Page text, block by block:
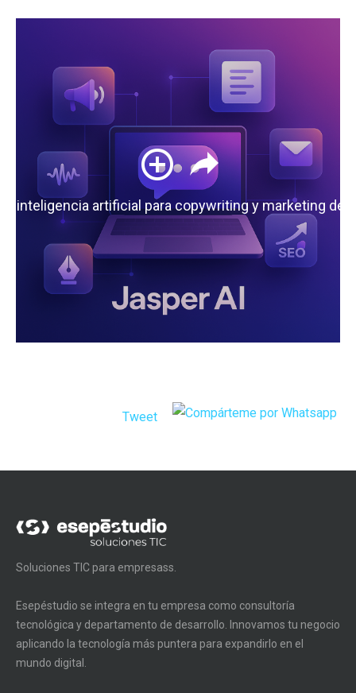
la inteligencia artificial para copywriting y marketing de
Tweet
Soluciones TIC para empresass.
Esepéstudio se integra en tu empresa como consultoría
tecnológica y departamento de desarrollo. Innovamos tu negocio
aplicando la tecnología más puntera para expandirlo en el
mundo digital.